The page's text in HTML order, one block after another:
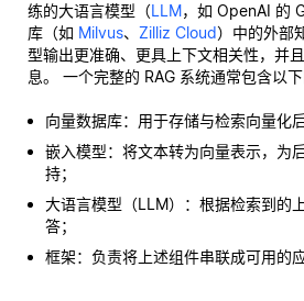
练的大语言模型（LLM，如 OpenAI 的
库（如 Milvus、 Zilliz Cloud）中的外部
型输出更准确、更具上下文相关性，并
息。 一个完整的 RAG 系统通常包含以下
向量数据库：用于存储与检索向量化
嵌入模型：将文本转为向量表示，为
持；
大语言模型（LLM）：根据检索到的
答；
框架：负责将上述组件串联成可用的应